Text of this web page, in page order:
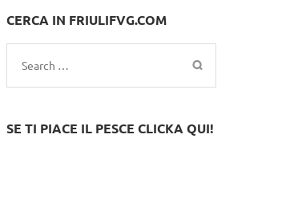
CERCA IN FRIULIFVG.COM
Search
for:
SE TI PIACE IL PESCE CLICKA QUI!